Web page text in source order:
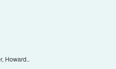
Howard..